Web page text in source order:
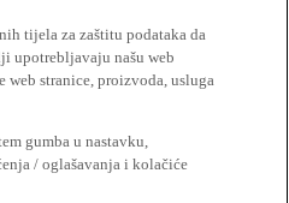
tijela za zaštitu podataka da
upotrebljavaju našu web
stranice, proizvoda, usluga
gumba u nastavku,
/ oglašavanja i kolačiće